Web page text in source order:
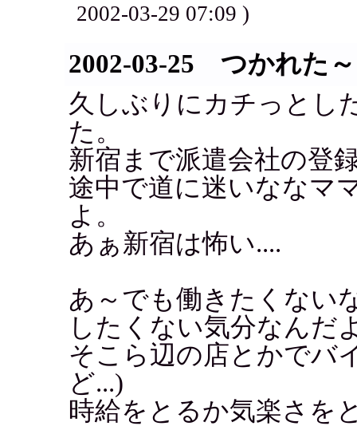
2002-03-29 07:09 )
2002-03-25 つかれた～
久しぶりにカチっとし
た。
新宿まで派遣会社の登
途中で道に迷いななマ
よ。
あぁ新宿は怖い....
あ～でも働きたくない
したくない気分なんだ
そこら辺の店とかでバ
ど...)
時給をとるか気楽さを